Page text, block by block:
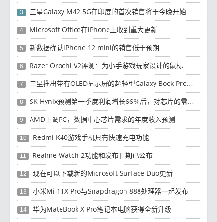
3 三星Galaxy M42 5G在印度的首次销售将于今晚开始
4 Microsoft Office在iPhone上收到重大更新
5 新数据确认iPhone 12 mini的销售低于预期
6 Razer Orochi V2评测：为小手游戏玩家设计的鼠标
7 三星推出带有OLED显示屏的超轻型Galaxy Book Pro和Galaxy Book Pro 360笔记本电脑
8 SK Hynix预测第一季度利润增长66％后，对芯片的需求将增强
9 AMD上调PC，数据中心芯片需求的年度收入预测
10 Redmi K40游戏手机具有快速充电功能
11 Realme Watch 2功能和发布日期已公布
12 现在可以下载新的Microsoft Surface Duo更新
13 小米Mi 11X Pro与Snapdragon 888处理器一起发布
14 华为MateBook X Pro笔记本电脑获得全新升级